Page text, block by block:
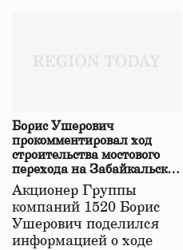
Борис Ушерович
прокомментировал ход
строительства мостового
перехода на Забайкальской
железной дороге
Акционер Группы
компаний 1520 Борис
Ушерович поделился
информацией о ходе